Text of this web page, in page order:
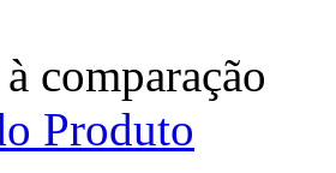
comparação
Produto